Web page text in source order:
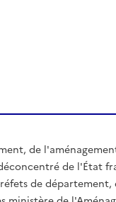
de
de l'État
de